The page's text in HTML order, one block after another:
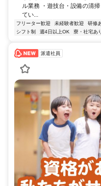
ル業務 ・遊技台・設備の清
てい...
フリーター歓迎 未経験者歓迎 研修
シフト制
週4日以上OK 寮・社宅あ
派遣社員